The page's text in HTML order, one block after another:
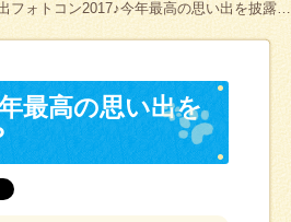
フォトコン2017♪今年最高の思い出を披露…
最高の思い出を